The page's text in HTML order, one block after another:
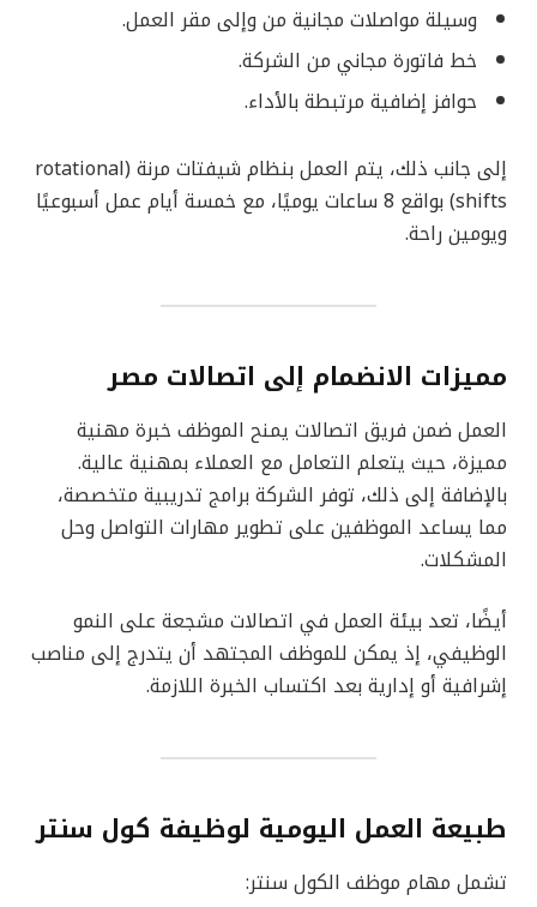
وسيلة مواصلات مجانية من وإلى مقر العمل.
خط فاتورة مجاني من الشركة.
حوافز إضافية مرتبطة بالأداء.
إلى جانب ذلك، يتم العمل بنظام شيفتات مرنة (rotational
shifts) بواقع 8 ساعات يوميًا، مع خمسة أيام عمل أسبوعيًا
ويومين راحة.
مميزات الانضمام إلى اتصالات مصر
العمل ضمن فريق اتصالات يمنح الموظف خبرة مهنية
مميزة، حيث يتعلم التعامل مع العملاء بمهنية عالية.
بالإضافة إلى ذلك، توفر الشركة برامج تدريبية متخصصة،
مما يساعد الموظفين على تطوير مهارات التواصل وحل
المشكلات.
أيضًا، تعد بيئة العمل في اتصالات مشجعة على النمو
الوظيفي، إذ يمكن للموظف المجتهد أن يتدرج إلى مناصب
إشرافية أو إدارية بعد اكتساب الخبرة اللازمة.
طبيعة العمل اليومية لوظيفة كول سنتر
تشمل مهام موظف الكول سنتر: